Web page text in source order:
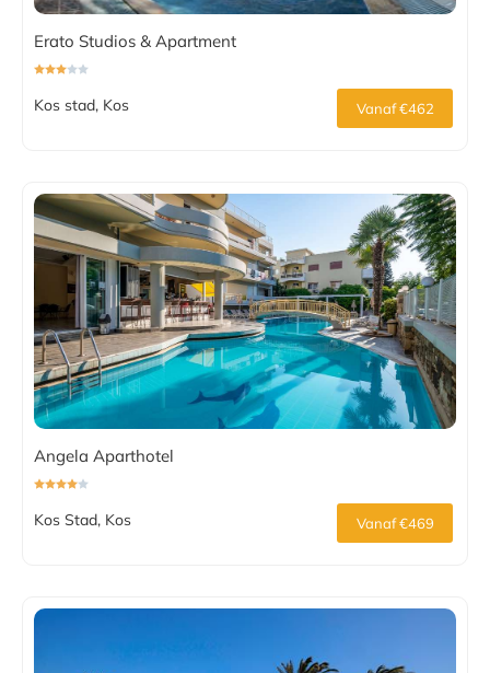
Erato Studios & Apartment
Kos stad, Kos Vanaf €462
Angela Aparthotel
Kos Stad, Kos Vanaf €469